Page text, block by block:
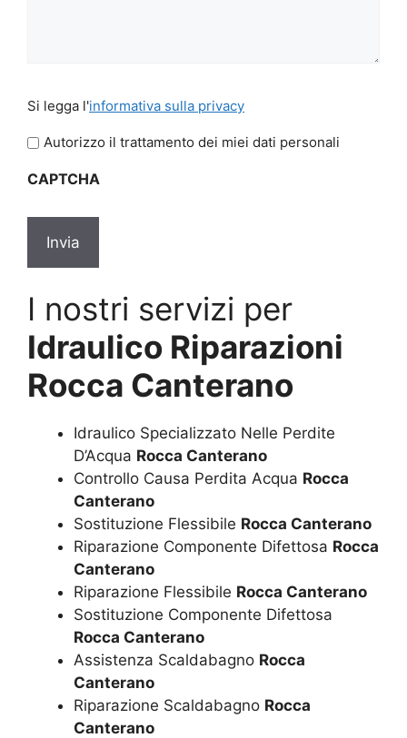
legga
l'informativa
privacy
Si legga l'informativa sulla privacy
Autorizzo il trattamento dei miei dati personali
CAPTCHA
I nostri servizi per
Idraulico Riparazioni
Rocca Canterano
Idraulico Specializzato Nelle Perdite
D’Acqua Rocca Canterano
Controllo Causa Perdita Acqua Rocca
Canterano
Sostituzione Flessibile Rocca Canterano
Riparazione Componente Difettosa Rocca
Canterano
Riparazione Flessibile Rocca Canterano
Sostituzione Componente Difettosa
Rocca Canterano
Assistenza Scaldabagno Rocca
Canterano
Riparazione Scaldabagno Rocca
Canterano